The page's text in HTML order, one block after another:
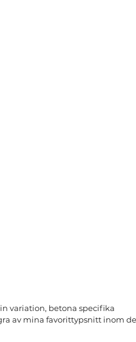
variation, betona specifika
av mina favorittypsnitt inom